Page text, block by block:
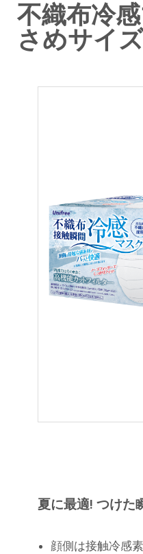
不織布冷
さめサイズ
夏に最適! つけた
顔側は接触冷感